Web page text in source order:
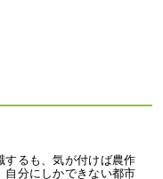
するも、気が付けば農作
自分にしかできない都市